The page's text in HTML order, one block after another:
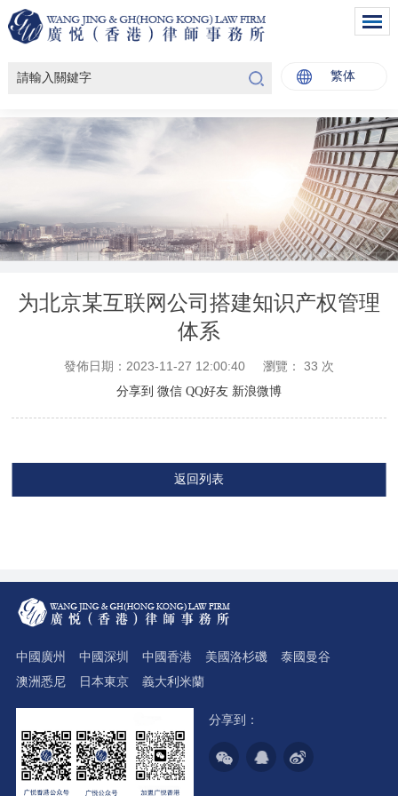
繁体
为北京某互联网公司搭建知识产权管理
体系
發佈日期：2023-11-27 12:00:40 瀏覽： 33 次
分享到 微信 QQ好友 新浪微博
返回列表
中國廣州 中國深圳 中國香港 美國洛杉磯
泰國曼谷
澳洲悉尼
日本東京 義大利米蘭
分享到：